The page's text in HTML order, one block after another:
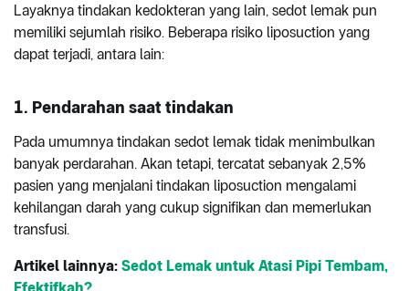
Layaknya tindakan kedokteran yang lain, sedot lemak pun
memiliki sejumlah risiko. Beberapa risiko liposuction yang
dapat terjadi, antara lain:
1. Pendarahan saat tindakan
Pada umumnya tindakan sedot lemak tidak menimbulkan
banyak perdarahan. Akan tetapi, tercatat sebanyak 2,5%
pasien yang menjalani tindakan liposuction mengalami
kehilangan darah yang cukup signifikan dan memerlukan
transfusi.
Artikel lainnya: Sedot Lemak untuk Atasi Pipi Tembam,
Efektifkah?